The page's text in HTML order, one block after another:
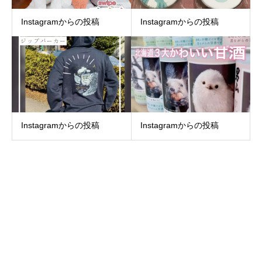
Instagramからの投稿 Instagramからの投稿
Instagramからの投稿 Instagramからの投稿